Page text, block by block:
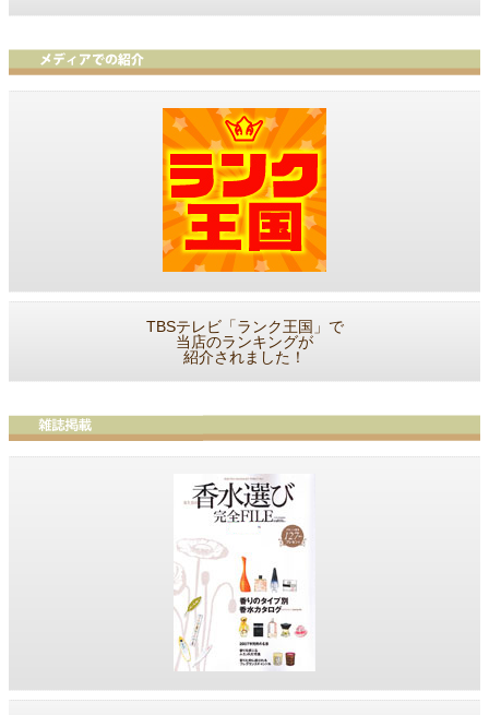
TBSテレビ「ランク王国」で
当店のランキングが
紹介されました！